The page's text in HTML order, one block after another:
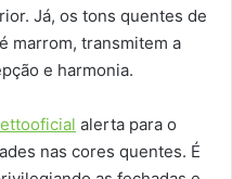
Já, os tons quentes de
marrom, transmitem a
e harmonia.
alerta para o
nas cores quentes. É